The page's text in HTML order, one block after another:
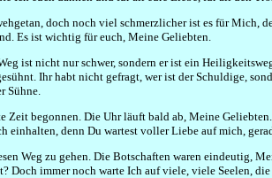
doch noch viel schmerzlicher ist es für Mich,
Es ist wichtig für euch, Meine Geliebten.
ist nicht nur schwer, sondern er ist ein
Ihr habt nicht gefragt, wer ist der Schuldige,
Sühne.
Zeit begonnen. Die Uhr läuft bald ab, Meine
einhalten, denn Du wartest voller Liebe auf mich,
Weg zu gehen. Die Botschaften waren
Doch immer noch warte Ich auf viele, viele Seelen,